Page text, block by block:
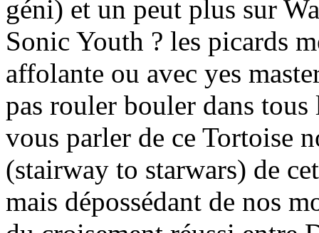
géni) et un peut plus sur
Sonic Youth ? les picards
affolante ou avec yes
pas rouler bouler dans
vous parler de ce Tortoise
(stairway to starwars) de
mais dépossédant de nos